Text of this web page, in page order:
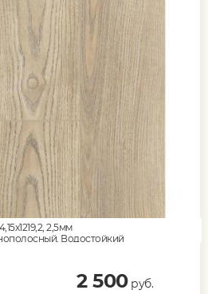
2,5мм
Водостойкий
2 500руб.